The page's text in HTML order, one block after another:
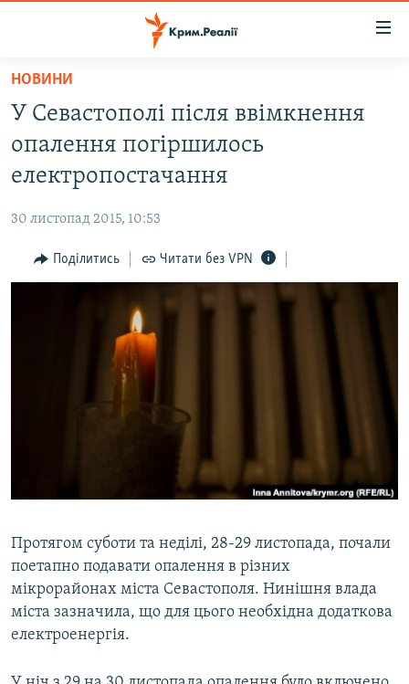
Перейти
основного
матеріалу
до
основної
Перейти
до
БЛОГИ
ПОГЛЯД
СПЕЦПРОЕКТИ
УКРАЇНСЬКА ПРОБЛЕМА КРИМУ
ЯК ОБІЙТИ БЛОКУВАННЯ
Усі сайти RFE/RL
НОВИНИ
У Севастополі після ввімкнення
опалення погіршилось
електропостачання
30 листопад 2015, 10:53
Поділитись Читати без VPN
Протягом суботи та неділі, 28-29 листопада, почали
поетапно подавати опалення в різних
мікрорайонах міста Севастополя. Нинішня влада
міста зазначила, що для цього необхідна додаткова
електроенергія.